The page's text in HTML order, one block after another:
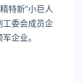
特新”小巨人
工委会成员企
企业。